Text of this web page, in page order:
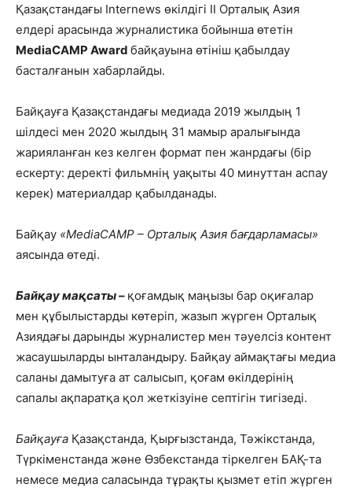
Қазақстандағы Internews өкілдігі II Орталық Азия
елдері арасында журналистика бойынша өтетін
MediaCAMP Award байқауына өтініш қабылдау
басталғанын хабарлайды.
Байқауға Қазақстандағы медиада 2019 жылдың 1
шілдесі мен 2020 жылдың 31 мамыр аралығында
жарияланған кез келген формат пен жанрдағы (бір
ескерту: деректі фильмнің уақыты 40 минуттан аспау
керек) материалдар қабылданады.
Байқау «MediaCAMP – Орталық Азия бағдарламасы»
аясында өтеді.
Байқау мақсаты – қоғамдық маңызы бар оқиғалар
мен құбылыстарды көтеріп, жазып жүрген Орталық
Азиядағы дарынды журналистер мен тәуелсіз контент
жасаушыларды ынталандыру. Байқау аймақтағы медиа
саланы дамытуға ат салысып, қоғам өкілдерінің
сапалы ақпаратқа қол жеткізуіне септігін тигізеді.
Байқауға Қазақстанда, Қырғызстанда, Тәжікстанда,
Түркіменстанда және Өзбекстанда тіркелген БАҚ-та
немесе медиа саласында тұрақты қызмет етіп жүрген